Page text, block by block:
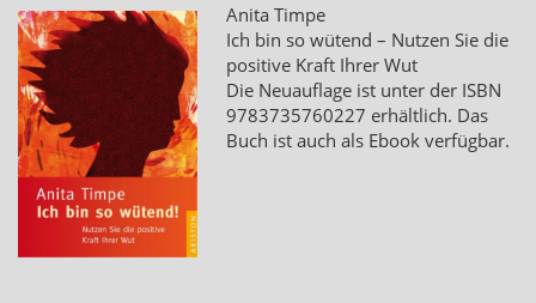
Anita Timpe
Ich bin so wütend – Nutzen Sie die
positive Kraft Ihrer Wut
Die Neuauflage ist unter der ISBN
9783735760227 erhältlich. Das
Buch ist auch als Ebook verfügbar.